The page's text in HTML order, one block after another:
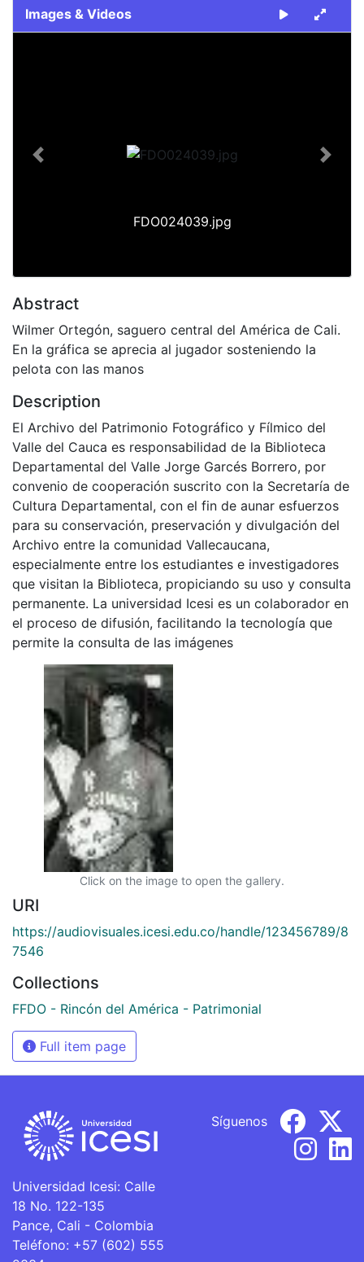
Images & Videos
FDO024039.jpg
Previous Next
Abstract
Wilmer Ortegón, saguero central del América de Cali.
En la gráfica se aprecia al jugador sosteniendo la
pelota con las manos
Description
El Archivo del Patrimonio Fotográfico y Fílmico del
Valle del Cauca es responsabilidad de la Biblioteca
Departamental del Valle Jorge Garcés Borrero, por
convenio de cooperación suscrito con la Secretaría de
Cultura Departamental, con el fin de aunar esfuerzos
para su conservación, preservación y divulgación del
Archivo entre la comunidad Vallecaucana,
especialmente entre los estudiantes e investigadores
que visitan la Biblioteca, propiciando su uso y consulta
permanente. La universidad Icesi es un colaborador en
el proceso de difusión, facilitando la tecnología que
permite la consulta de las imágenes
Click on the image to open the gallery.
URI
https://audiovisuales.icesi.edu.co/handle/123456789/8
7546
Collections
FFDO - Rincón del América - Patrimonial
Full item page
Universidad Icesi: Calle
18 No. 122-135
Pance, Cali - Colombia
Teléfono: +57 (602) 555
Síguenos